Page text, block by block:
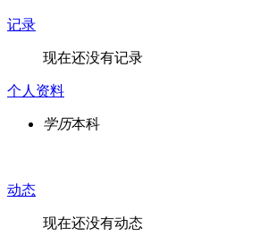
记录
现在还没有记录
个人资料
学历本科
动态
现在还没有动态